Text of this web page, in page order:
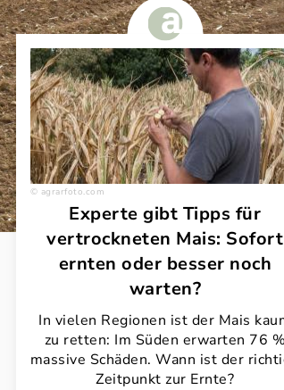
agrarfoto.com
Experte gibt Tipps für
vertrockneten Mais: Sofort
ernten oder besser noch
warten?
In vielen Regionen ist der Mais
zu retten: Im Süden erwarten 76 %
massive Schäden. Wann ist der
Zeitpunkt zur Ernte?